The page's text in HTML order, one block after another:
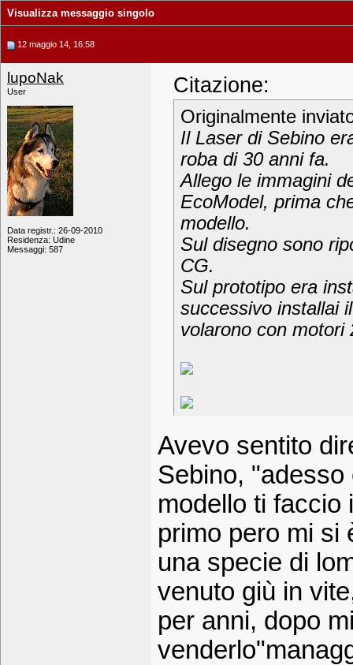
Visualizza messaggio singolo
12 maggio 14, 16:58
lupoNak
User
Data registr.: 26-09-2010
Residenza: Udine
Messaggi: 587
Citazione:
Originalmente
Il Laser di Sebino
roba di 30 anni fa.
Allego le immagini
EcoModel, prima
modello.
Sul disegno sono
CG.
Sul prototipo era
successivo installai
volarono con
Avevo sentito
Sebino,
modello ti faccio
primo pero mi si
una specie di
venuto giù in
per anni, dopo